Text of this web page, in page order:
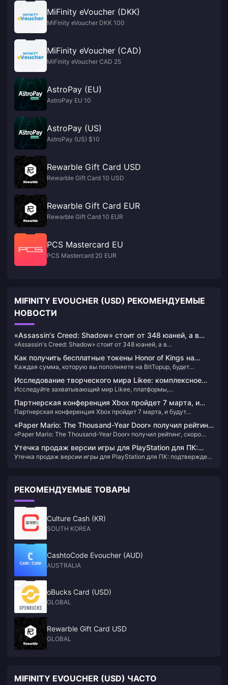
MiFinity eVoucher (DKK)
MiFinity eVoucher DKK 100
MiFinity eVoucher (CAD)
MiFinity eVoucher CAD 25
AstroPay (EU)
AstroPay EU 10
AstroPay (US)
AstroPay (US) $10
Rewarble Gift Card USD
Rewarble Gift Card 10 USD
Rewarble Gift Card EUR
Rewarble Gift Card 10 EUR
PCS Mastercard EU
PCS Mastercard 20 EUR
MIFINITY EVOUCHER (USD) РЕКОМЕНДУЕМЫЕ
НОВОСТИ
«Assassin's Creed: Shadow» стоит от 348 юаней, а в
окончательную версию можно сыграть за три дня
вперед.
«Assassin's Creed: Shadow» стоит от 348 юаней, а в
Как получить бесплатные токены Honor of Kings на
BitTopup?
Каждая сумма, которую вы пополняете на BitTopup, будет
условий вам будут выданы дополнительные токены.
Исследование творческого мира Likee: комплексное
путешествие
Исследуйте захватывающий мир Likee, платформы,
как разблокировать новые функции и поддержать авторов, купив
Likee Diamonds, а также узнайте, как легко найти свой
идентификатор Likee ID для более удобной работы.
Партнерская конференция Xbox пройдет 7 марта, и
будут подтверждены новые игры от EA, Capcom и
Nexon.
Партнерская конференция Xbox пройдет 7 марта, и будут
«Paper Mario: The Thousand-Year Door» получил рейтинг,
скоро может объявить дату выхода
«Paper Mario: The Thousand-Year Door» получил рейтинг, скоро
Утечка продаж версии игры для PlayStation для ПК:
подтвержден выход «Человека-паука 2» и «Росомахи»
Утечка продаж версии игры для PlayStation для ПК: подтвержден
РЕКОМЕНДУЕМЫЕ ТОВАРЫ
Culture Cash (KR)
SOUTH KOREA
CashtoCode Evoucher (AUD)
AUSTRALIA
oBucks Card (USD)
GLOBAL
Rewarble Gift Card USD
GLOBAL
MIFINITY EVOUCHER (USD) ЧАСТО